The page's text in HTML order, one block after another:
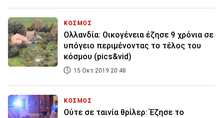
ΚΟΣΜΟΣ
Ολλανδία: Οικογένεια έζησε 9 χρόνια σε
υπόγειο περιμένοντας το τέλος του
κόσμου (pics&vid)
15 Οκτ 2019 20:48
ΚΟΣΜΟΣ
Ούτε σε ταινία θρίλερ: Έζησε το